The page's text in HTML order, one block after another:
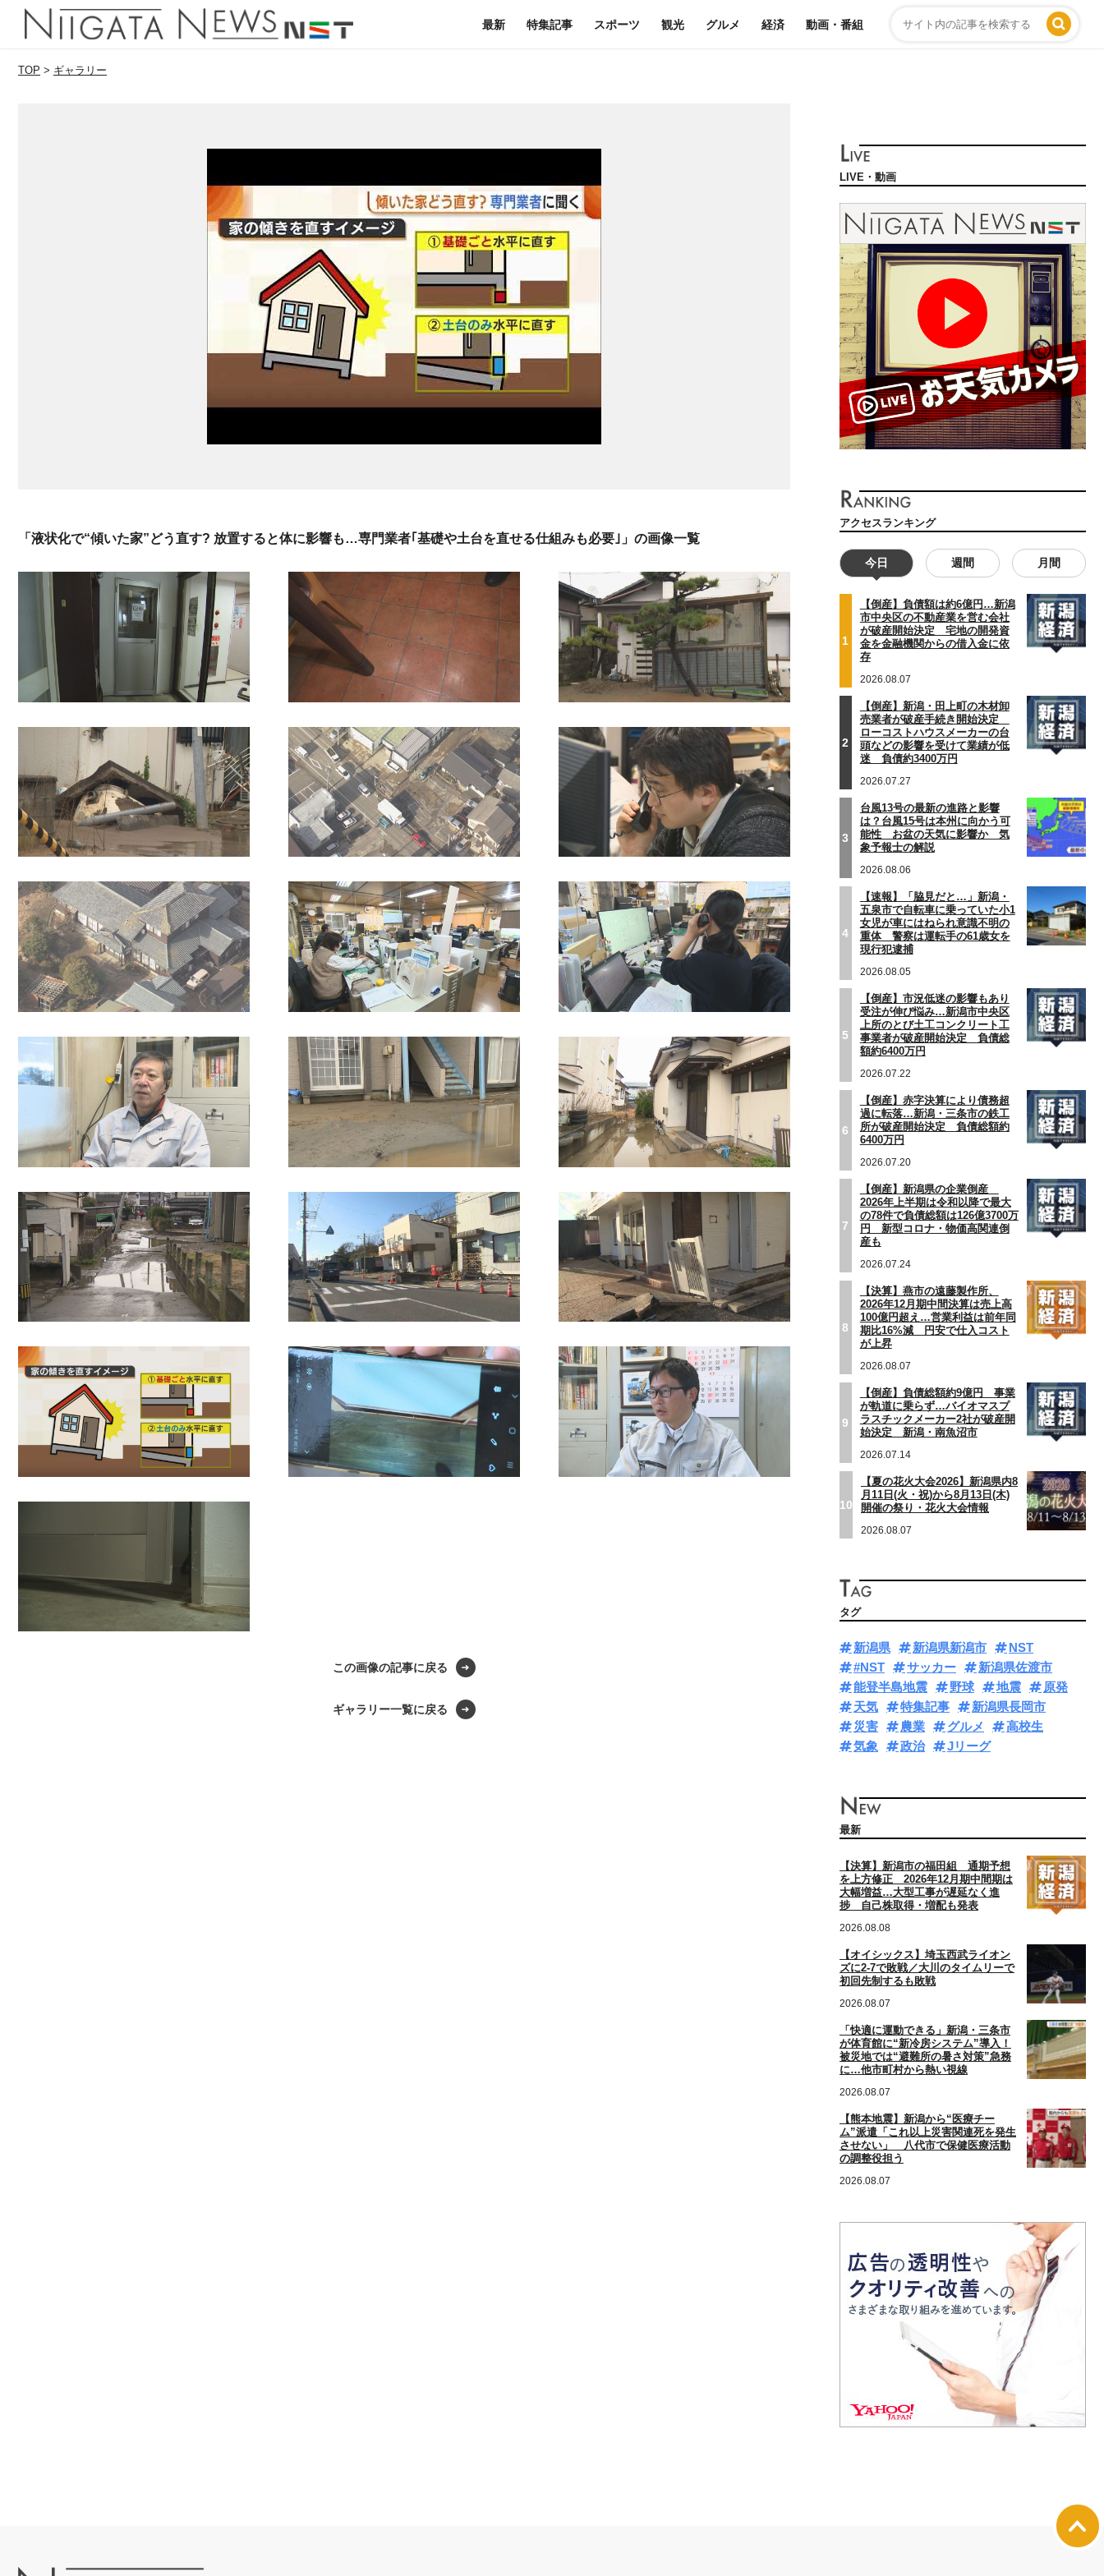
最新 特集記事 スポーツ 観光 グルメ 経済 動画・番組
TOP > ギャラリー
「液状化で“傾いた家”どう直す? 放置すると体に影響も…専門業者｢基礎や土台を直せる仕組みも必要｣」の画像一覧
この画像の記事に戻る
ギャラリー一覧に戻る
LIVE・動画
アクセスランキング
今日 週間 月間
1
【倒産】負債額は約6億円…新潟
市中央区の不動産業を営む会社
が破産開始決定 宅地の開発資
金を金融機関からの借入金に依
存
2026.08.07
2
【倒産】新潟・田上町の木材卸
売業者が破産手続き開始決定
ローコストハウスメーカーの台
頭などの影響を受けて業績が低
迷 負債約3400万円
2026.07.27
3
台風13号の最新の進路と影響
は？台風15号は本州に向かう可
能性 お盆の天気に影響か 気
象予報士の解説
2026.08.06
4
【速報】「脇見だと…」新潟・
五泉市で自転車に乗っていた小1
女児が車にはねられ意識不明の
重体 警察は運転手の61歳女を
現行犯逮捕
2026.08.05
5
【倒産】市況低迷の影響もあり
受注が伸び悩み…新潟市中央区
上所のとび土工コンクリート工
事業者が破産開始決定 負債総
額約6400万円
2026.07.22
6
【倒産】赤字決算により債務超
過に転落…新潟・三条市の鉄工
所が破産開始決定 負債総額約
6400万円
2026.07.20
7
【倒産】新潟県の企業倒産
2026年上半期は令和以降で最大
の78件で負債総額は126億3700万
円 新型コロナ・物価高関連倒
産も
2026.07.24
8
【決算】燕市の遠藤製作所、
2026年12月期中間決算は売上高
100億円超え…営業利益は前年同
期比16%減 円安で仕入コスト
が上昇
2026.08.07
9
【倒産】負債総額約9億円 事業
が軌道に乗らず…バイオマスプ
ラスチックメーカー2社が破産開
始決定 新潟・南魚沼市
2026.07.14
10
【夏の花火大会2026】新潟県内8
月11日(火・祝)から8月13日(木)
開催の祭り・花火大会情報
2026.08.07
タグ
新潟県 新潟県新潟市
NST
#NST
サッカー
新潟県佐渡市
能登半島地震
野球 地震
原発
天気
特集記事
新潟県長岡市
災害
農業 グルメ
高校生
気象
政治 Jリーグ
最新
【決算】新潟市の福田組 通期予想
を上方修正 2026年12月期中間期は
大幅増益…大型工事が遅延なく進
捗 自己株取得・増配も発表
2026.08.08
【オイシックス】埼玉西武ライオン
ズに2-7で敗戦／大川のタイムリーで
初回先制するも敗戦
2026.08.07
「快適に運動できる」新潟・三条市
が体育館に“新冷房システム”導入！
被災地では“避難所の暑さ対策”急務
に…他市町村から熱い視線
2026.08.07
【熊本地震】新潟から“医療チー
ム”派遣「これ以上災害関連死を発生
させない」 八代市で保健医療活動
の調整役担う
2026.08.07